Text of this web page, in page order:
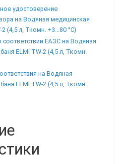
удостоверение
на Водяная медицинская
2 (4,5 л, Ткомн. +3...80 °С)
соответствии ЕАЭС на Водяная
ELMI TW-2 (4,5 л, Ткомн.
на Водяная
ELMI TW-2 (4,5 л, Ткомн.